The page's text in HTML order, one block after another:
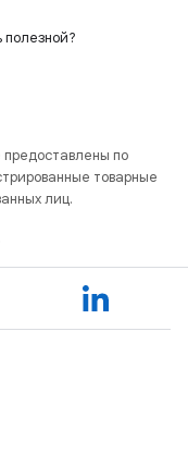
предоставлены по
товарные
лиц.